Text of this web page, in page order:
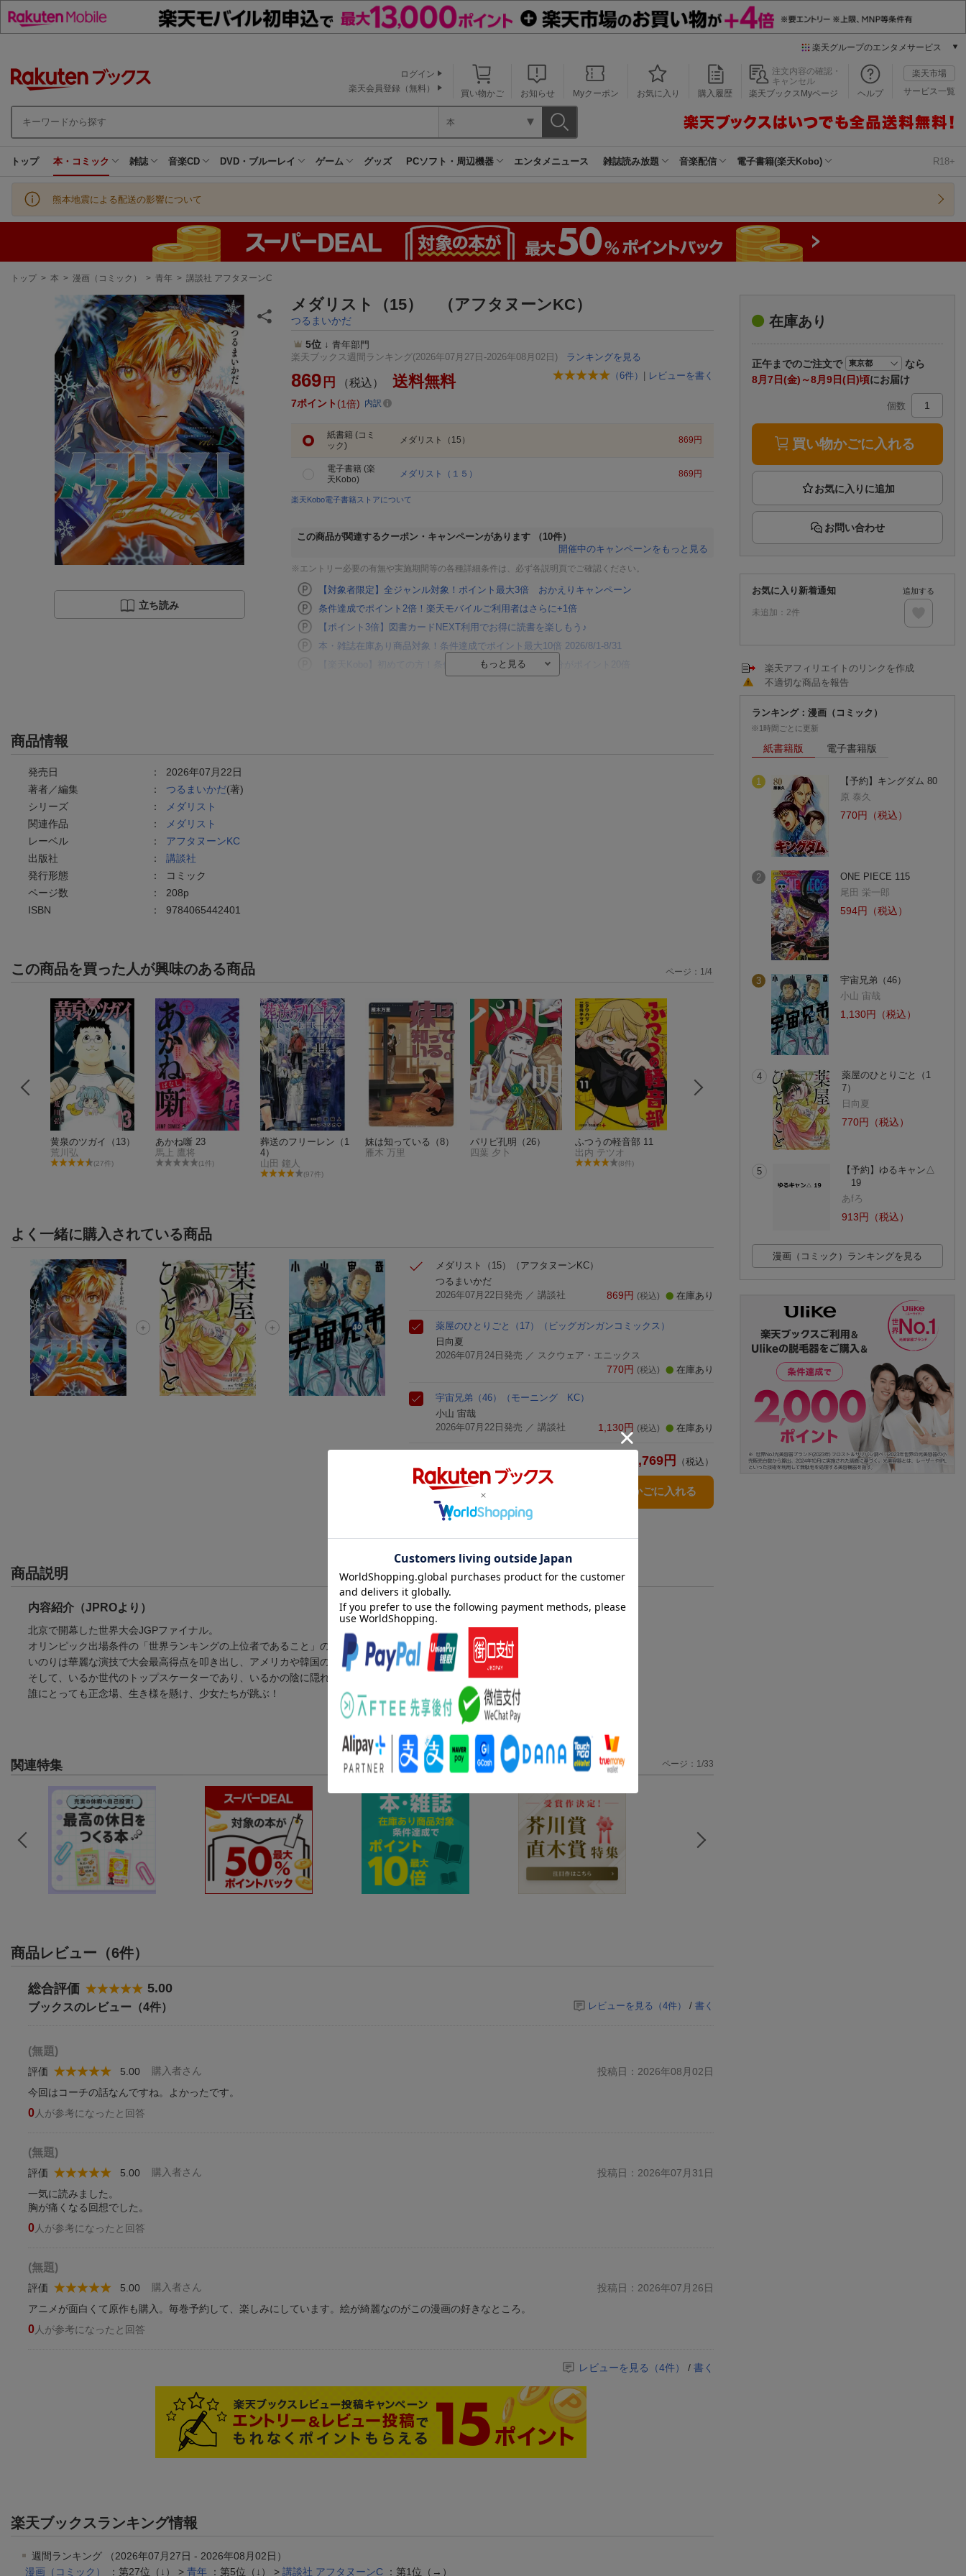
楽天グループのエンタメサービス
本/ゲーム/CD/DVD
楽天ブックス
楽天Kobo
エンタメニュース
推し楽
買い物かご お知らせ Myクーポン お気に入り 購入履歴
注文内容の確認・
キャンセル
楽天ブックスMyページ
ヘルプ
楽天市場
サービス一覧
ログイン
楽天会員登録（無料）
本
トップ 本・コミック 雑誌 音楽CD DVD・ブルーレイ ゲーム グッズ PCソフト・周辺機器 エンタメニュース 雑誌読み放題 音楽配信 電子書籍(楽天Kobo) R18+
熊本地震による配送の影響について
現
トップ > 本 > 漫画（コミック） > 青年 > 講談社 アフタヌーンC
立ち読み
メダリスト（15） （アフタヌーンKC）
つるまいかだ
5位 ↓ 青年部門
楽天ブックス週間ランキング(2026年07月27日-2026年08月02日)
ランキングを見る
（6件） | レビューを書く
869 円 （税込） 送料無料
7ポイント 1倍 内訳
紙書籍 (コミ
ック)
メダリスト（15） 869 円
電子書籍 (楽
天Kobo)
メダリスト（１５） 869 円
楽天Kobo電子書籍ストアについて
この商品が関連するクーポン・キャンペーンがあります
（10件）
開催中のキャンペーンをもっと見る
※エントリー必要の有無や実施期間等の各種詳細条件は、必ず各説明頁でご確認ください。
【対象者限定】全ジャンル対象！ポイント最大3倍 おかえりキャンペーン
条件達成でポイント2倍！楽天モバイルご利用者はさらに+1倍
【ポイント3倍】図書カードNEXT利用でお得に読書を楽しもう♪
本・雑誌在庫あり商品対象！条件達成でポイント最大10倍 2026/8/1-8/31
【楽天Kobo】初めての方！条件達成で楽天ブックス購入分がポイント20倍
商品情報
発売日 ： 2026年07月22日
著者／編集
： つるまいかだ(著)
シリーズ
：
メダリスト
関連作品
：
メダリスト
レーベル
： アフタヌーンKC
出版社
： 講談社
発行形態
：
コミック
ページ数
： 208p
ISBN
： 9784065442401
この商品を買った人が興味のある商品
黄泉のツガイ（13）
荒川弘
(27件)
あかね噺 23
馬上 鷹将
(1件)
葬送のフリーレン（1
4）
山田 鐘人
(97件)
妹は知っている（8）
雁木 万里
パリピ孔明（26）
四葉 夕卜
ふつうの軽音部 11
出内 テツオ
(8件)
薬屋のひとりごと（1
7）
(18件)
ページ： 1/4
よく一緒に購入されている商品
メダリスト（15）
（アフタヌーンKC）
つるまいかだ
2026年07月22日発売 ／ 講談社 869円 (税込) 在庫あり
薬屋のひとりごと（17）
（ビッグガンガンコミックス）
日向夏
2026年07月24日発売 ／ スクウェア・エニックス
770円 (税込) 在庫あり
宇宙兄弟（46）
（モーニング KC）
小山 宙哉
2026年07月22日発売 ／ 講談社 1,130円 (税込) 在庫あり
2,769 円 （税込）
3点とも買い物かごに入れる
商品説明
内容紹介（JPROより）
北京で開幕した世界大会JGPファイナル。
オリンピック出場条件の「世界ランキングの上位者であること」の大きな鍵となるこの大会で、
いのりは華麗な演技で大会最高得点を叩き出し、アメリカや韓国の強豪選手を抑え1位へ躍り出る！
そして、いるか世代のトップスケーターであり、いるかの陰に隠れてきた日本代表・鴉羽ダリア選手の滑走が始まる！
誰にとっても正念場、生き様を懸け、少女たちが跳ぶ！
関連特集 ページ：1/33
商品レビュー（6件）
総合評価 5.00
ブックスのレビュー（4件） レビューを見る（4件） / 書く
(無題)
購入者さん
評価 5.00
投稿日：2026年08月02日
今回はコーチの話なんですね。よかったです。
0 人が参考になったと回答
(無題)
購入者さん
評価 5.00
投稿日：2026年07月31日
一気に読みました。
胸が痛くなる回想でした。
0 人が参考になったと回答
(無題)
購入者さん
評価 5.00
投稿日：2026年07月26日
アニメが面白くて原作も購入。毎巻予約して、楽しみにしています。絵が綺麗なのがこの漫画の好きなところ。
0 人が参考になったと回答
レビューを見る（4件） / 書く
楽天ブックスランキング情報
週間ランキング （2026年07月27日 - 2026年08月02日）
漫画（コミック）
：第27位（↓） > 青年 ：第5位（↓） > 講談社 アフタヌーンC ：第1位（→）
在庫あり
正午までのご注文で
なら
8月7日(金)～8月9日(日)頃にお届け
個数
買い物かごに入れる
お問い合わせ
お気に入り新着通知
未追加： 2件
追加する
楽天アフィリエイトのリンクを作成
不適切な商品を報告
ランキング：漫画（コミック）
※1時間ごとに更新
紙書籍版 電子書籍版
1
【予約】キングダム 80
原 泰久
770円（税込）
2
ONE PIECE 115
尾田 栄一郎
594円（税込）
3
宇宙兄弟（46）
小山 宙哉
1,130円（税込）
4
薬屋のひとりごと（1
7）
日向夏
770円（税込）
5
【予約】ゆるキャン△
19
あfろ
913円（税込）
漫画（コミック）ランキングを見る